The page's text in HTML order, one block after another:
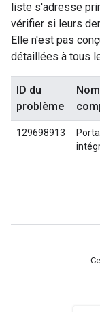
liste s'adresse
vérifier si leurs
Elle n'est pas
détaillées à tous
ID du
problème
129698913